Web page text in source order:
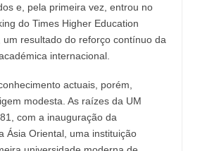
e, pela primeira vez, entrou no
do Times Higher Education
um resultado do reforço contínuo da
internacional.
actuais, porém,
modesta. As raízes da UM
com a inauguração da
Ásia Oriental, uma instituição